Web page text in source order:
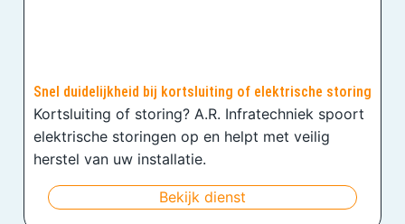
Snel duidelijkheid bij kortsluiting of elektrische storing
Kortsluiting of storing? A.R. Infratechniek spoort
elektrische storingen op en helpt met veilig
herstel van uw installatie.
Bekijk dienst